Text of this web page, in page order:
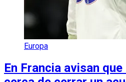
Europa
En Francia avisan